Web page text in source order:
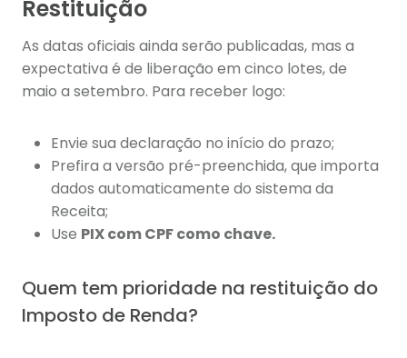
Restituição
As datas oficiais ainda serão publicadas, mas a
expectativa é de liberação em cinco lotes, de
maio a setembro. Para receber logo:
Envie sua declaração no início do prazo;
Prefira a versão pré-preenchida, que importa
dados automaticamente do sistema da
Receita;
Use PIX com CPF como chave.
Quem tem prioridade na restituição do
Imposto de Renda?